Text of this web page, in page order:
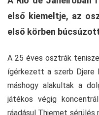
első kiemeltje, az
első körben
A 25 éves osztrák
ígérkezett a szerb Djere
máshogy alakultak a
játékos végig
ráadásul Thiemet